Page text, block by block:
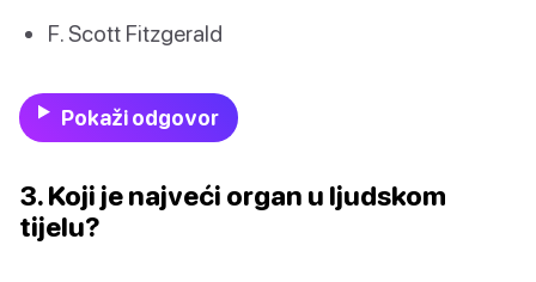
F. Scott Fitzgerald
Pokaži odgovor
3. Koji je najveći organ u ljudskom
tijelu?